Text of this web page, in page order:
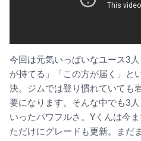
今回は元気いっぱいなユース3
が持てる」「この方が届く」と
決。ジムでは登り慣れていても
要になります。そんな中でも3
いったパワフルさ。Yくんは今
ただけにグレードも更新。まだ